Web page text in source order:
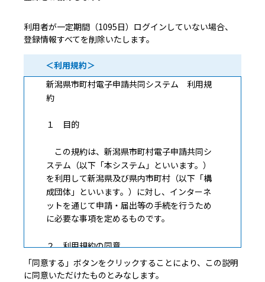
利用者が一定期間（1095日）ログインしていない場合、
登録情報すべてを削除いたします。
＜利用規約＞
新潟県市町村電子申請共同システム 利用規
約
１ 目的
この規約は、新潟県市町村電子申請共同シ
ステム（以下「本システム」といいます。）
を利用して新潟県及び県内市町村（以下「構
成団体」といいます。）に対し、インターネ
ットを通じて申請・届出等の手続を行うため
に必要な事項を定めるものです。
２ 利用規約の同意
本システムを利用して申請・届出等手続を
「同意する」ボタンをクリックすることにより、この説明
に同意いただけたものとみなします。